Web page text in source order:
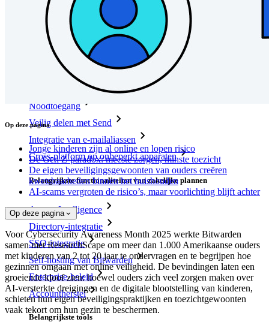
Nieuw
Bitwarden Authenticator
Prijzen
Downloads
Functionaliteiten
Belangrijkste functionaliteiten van particuliere plannen
Geïntegreerde TOTP
Noodtoegang
Veilig delen met Send
Integratie van e-mailaliassen
Cross-platform op onbeperkt apparaten
Belangrijkste functionaliteiten van zakelijke plannen
Access Intelligence
Directory-integratie
SSO-integratie
Self-hosting van Bitwarden
Enterprise-beleid
Accountherstel
Belangrijkste tools
Op deze pagina
Jonge kinderen zijn al online en lopen risico
De Gen Z-paradox: meeste zorgen, minste toezicht
De eigen beveiligingsgewoonten van ouders creëren
kwetsbaarheden binnen het huishouden
AI-scams vergroten de risico’s, maar voorlichting blijft achter
Op deze pagina
Voor Cybersecurity Awareness Month 2025 werkte Bitwarden
samen met ResearchScape om meer dan 1.000 Amerikaanse ouders
met kinderen van 2 tot 20 jaar te ondervragen en te begrijpen hoe
gezinnen omgaan met online veiligheid. De bevindingen laten een
groeiende kloof zien: hoewel ouders zich veel zorgen maken over
AI-versterkte dreigingen en de digitale blootstelling van kinderen,
schieten hun eigen beveiligingspraktijken en toezichtgewoonten
vaak tekort om hun gezin te beschermen.